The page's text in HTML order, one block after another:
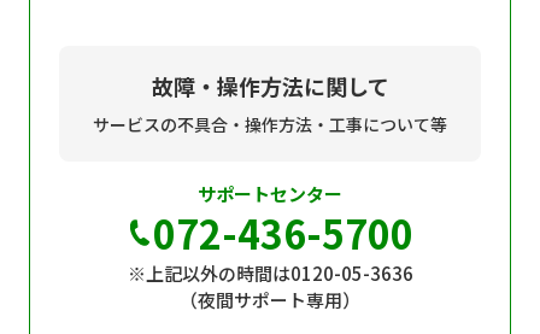
故障・操作方法に関して
サービスの不具合・操作方法・工事について等
サポートセンター
072-436-5700
※上記以外の時間は0120-05-3636
（夜間サポート専用）